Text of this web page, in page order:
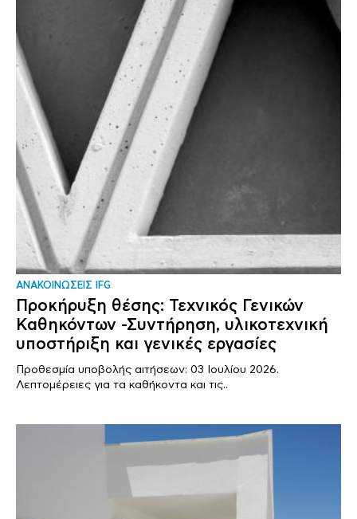
ΑΝΑΚΟΙΝΩΣΕΙΣ IFG
Προκήρυξη θέσης: Τεχνικός Γενικών
Καθηκόντων -Συντήρηση, υλικοτεχνική
υποστήριξη και γενικές εργασίες
Προθεσμία υποβολής αιτήσεων: 03 Ιουλίου 2026.
Λεπτομέρειες για τα καθήκοντα και τις..